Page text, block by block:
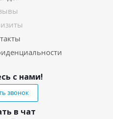
с нами!
звонок
в чат